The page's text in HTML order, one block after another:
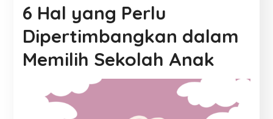
6 Hal yang Perlu
Dipertimbangkan dalam
Memilih Sekolah Anak